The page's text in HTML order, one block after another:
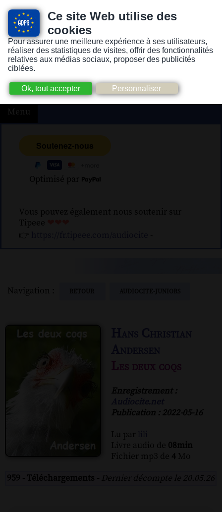
Ce site Web utilise des
cookies
Pour assurer une meilleure expérience à ses utilisateurs,
réaliser des statistiques de visites, offrir des fonctionnalités
relatives aux médias sociaux, proposer des publicités
ciblées.
Version pour personnes mal-voyantes ou non-voyantes
Menu
Optimisé par
Vous pouvez également nous soutenir sur
Tipeee
👉
-
Navigation :
Les deux coqs
Enregistrement :
Publication : 2022-05-16
Lu par
Livre audio de 08min
Fichier mp3 de 4 Mo
959 - Téléchargements - Dernier décompte le 20.05.26